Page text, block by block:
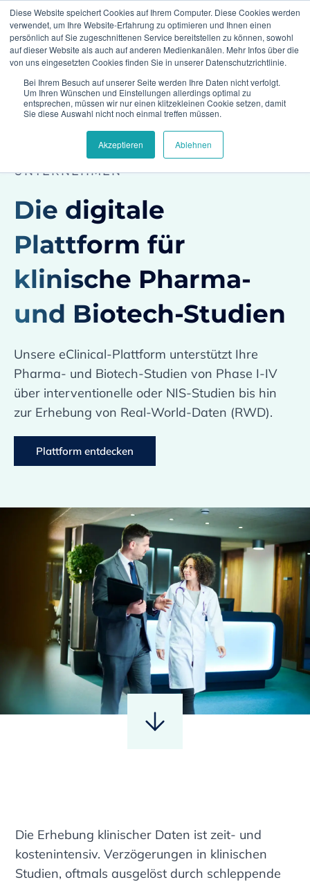
Diese Website speichert Cookies auf Ihrem Computer. Diese Cookies werden
verwendet, um Ihre Website-Erfahrung zu optimieren und Ihnen einen
persönlich auf Sie zugeschnittenen Service bereitstellen zu können, sowohl
auf dieser Website als auch auf anderen Medienkanälen. Mehr Infos über die
von uns eingesetzten Cookies finden Sie in unserer Datenschutzrichtlinie.
Bei Ihrem Besuch auf unserer Seite werden Ihre Daten nicht verfolgt.
Um Ihren Wünschen und Einstellungen allerdings optimal zu
entsprechen, müssen wir nur einen klitzekleinen Cookie setzen, damit
Sie diese Auswahl nicht noch einmal treffen müssen.
Akzeptieren Ablehnen
Home Branchen Pharma und Biotech
CLIMEDO FÜR PHARMA- UND BIOTECH-
UNTERNEHMEN
Die digitale
Plattform für
klinische Pharma-
und Biotech-Studien
Unsere eClinical-Plattform unterstützt Ihre
Pharma- und Biotech-Studien von Phase I-IV
über interventionelle oder NIS-Studien bis hin
zur Erhebung von Real-World-Daten (RWD).
Plattform entdecken
Die Erhebung klinischer Daten ist zeit- und
kostenintensiv. Verzögerungen in klinischen
Studien, oftmals ausgelöst durch schleppende